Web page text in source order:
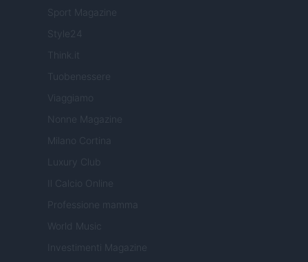
Sport Magazine
Style24
Think.it
Tuobenessere
Viaggiamo
Nonne Magazine
Milano Cortina
Luxury Club
Il Calcio Online
Professione mamma
World Music
Investimenti Magazine